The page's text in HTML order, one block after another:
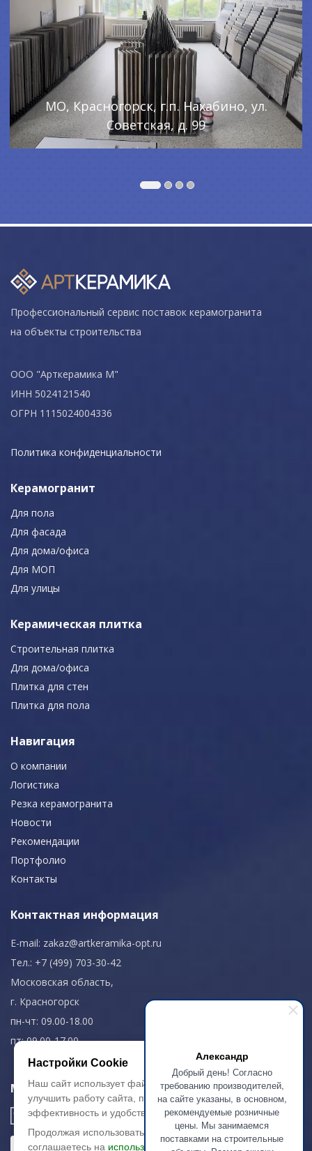
Александр
Добрый день! Согласно
требованию производителей,
на сайте указаны, в основном,
рекомендуемые розничные
цены. Мы занимаемся
поставками на строительные
МО, Красногорск, г.п. Нахабино, ул.
Советская, д. 99
Профессиональный сервис поставок керамогранита
на объекты строительства
ООО "Арткерамика М"
ИНН 5024121540
ОГРН 1115024004336
Политика конфиденциальности
Керамогранит
Для пола
Для фасада
Для дома/офиса
Для МОП
Для улицы
Керамическая плитка
Строительная плитка
Для дома/офиса
Плитка для стен
Плитка для пола
Навигация
О компании
Логистика
Резка керамогранита
Новости
Рекомендации
Портфолио
Контакты
Контактная информация
E-mail: zakaz@artkeramika-opt.ru
Тел.: +7 (499) 703-30-42
Московская область,
г. Красногорск
пн-чт: 09.00-18.00
пт: 09.00-17.00
Мы в соц. сетях
Настройки Cookie
Наш сайт использует файлы cookie, чтобы
улучшить работу сайта, повысить его
эффективность и удобство.
Продолжая использовать сайт, вы
соглашаетесь на использование файлов